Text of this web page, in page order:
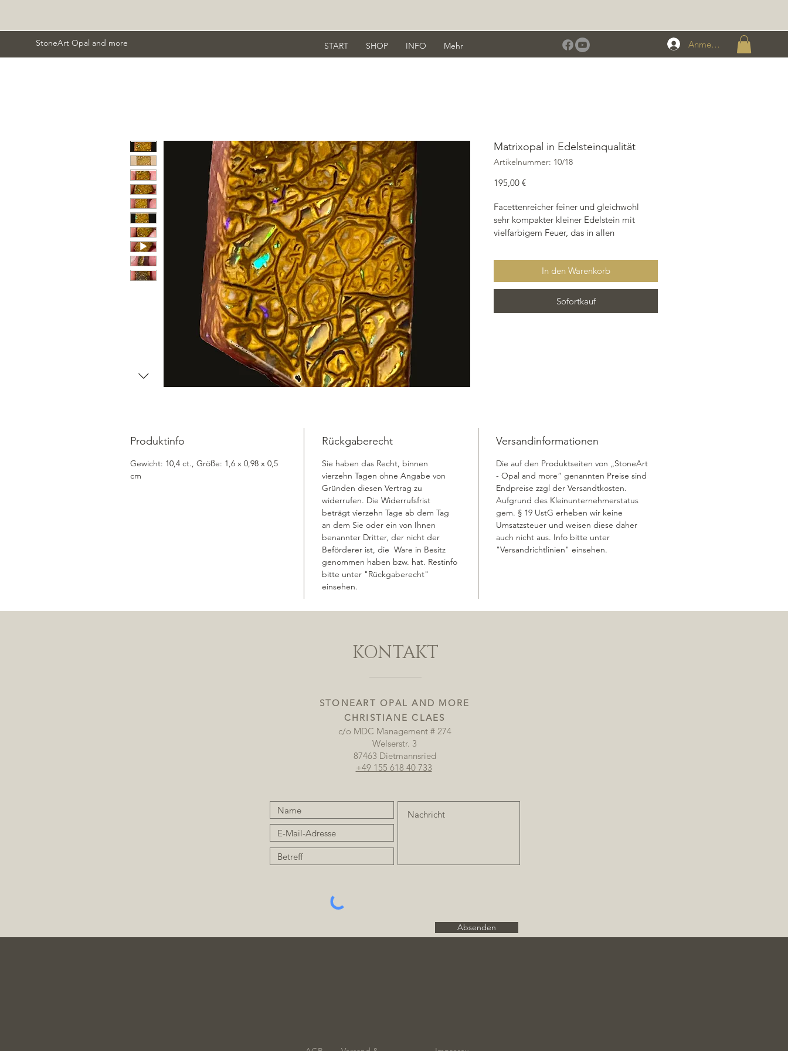
StoneArt Opal and more START SHOP INFO Mehr Anmelden
Matrixopal in Edelsteinqualität
Artikelnummer: 10/18
195,00 €Preis
Facettenreicher feiner und gleichwohl
sehr kompakter kleiner Edelstein mit
vielfarbigem Feuer, das in allen
Gleichermaßen geeignet für Anhänger,
Ring oder auch Ohrring, daher bislang
noch nicht gebohrt. Dies kann nach
Kundenwunsch jederzeit ergänzt werden.
In den Warenkorb
Sofortkauf
Produktinfo
Gewicht: 10,4 ct., Größe: 1,6 x 0,98 x 0,5
cm
Rückgaberecht
Sie haben das Recht, binnen
vierzehn Tagen ohne Angabe von
Gründen diesen Vertrag zu
widerrufen. Die Widerrufsfrist
beträgt vierzehn Tage ab dem Tag
an dem Sie oder ein von Ihnen
benannter Dritter, der nicht der
Beförderer ist, die  Ware in Besitz
genommen haben bzw. hat. Restinfo
bitte unter "Rückgaberecht"
einsehen.
Versandinformationen
Die auf den Produktseiten von „StoneArt
- Opal and more“ genannten Preise sind
Endpreise zzgl der Versandtkosten.
Aufgrund des Kleinunternehmerstatus
gem. § 19 UstG erheben wir keine
Umsatzsteuer und weisen diese daher
auch nicht aus. Info bitte unter
"Versandrichtlinien" einsehen.
KONTAKT
STONEART OPAL AND MORE
CHRISTIANE CLAES
c/o MDC Management # 274
Welserstr. 3
87463 Dietmannsried
+49 155 618 40 733
Absenden